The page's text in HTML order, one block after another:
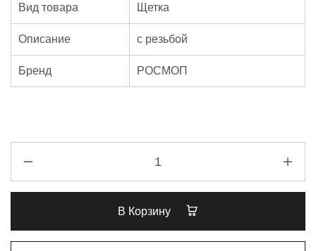
Вид товара Щетка
Описание с резьбой
Бренд РОСМОП
В Корзину